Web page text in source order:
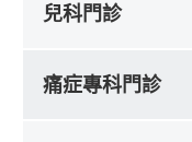
兒科門診
痛症專科門診